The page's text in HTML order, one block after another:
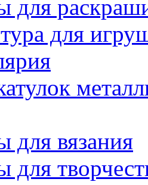
для
для
для вязания
для